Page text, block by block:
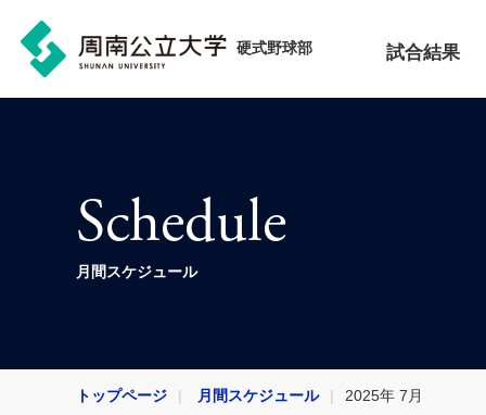
硬式野球部 試合結果
Schedule
月間スケジュール
トップページ 月間スケジュール 2025年 7月